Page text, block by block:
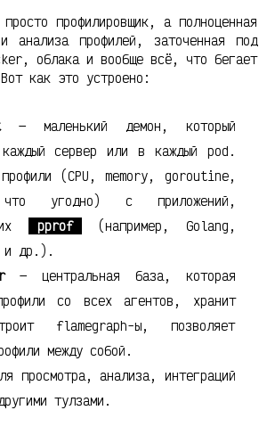
профилировщик, а полноценная
анализа профилей, заточенная под
облака и вообще всё, что бегает
как это устроено:
— маленький демон, который
сервер или в каждый pod.
(CPU, memory, goroutine,
угодно) с приложений,
pprof
(например, Golang,
и др.).
— центральная база, которая
со всех агентов, хранит
flamegraph-ы, позволяет
между собой.
просмотра, анализа, интеграций
тулзами.